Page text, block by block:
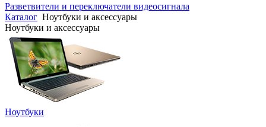
Разветвители и переключатели видеосигнала
Каталог Ноутбуки и аксессуары
Ноутбуки и аксессуары
Ноутбуки